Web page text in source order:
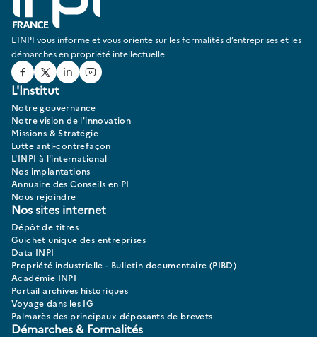
L'INPI vous informe et vous oriente sur les formalités d’entreprises et les
démarches en propriété intellectuelle
Facebook
TwitterLinked In
Youtube
L'Institut
Notre gouvernance
Notre vision de l'innovation
Missions & Stratégie
Lutte anti-contrefaçon
L'INPI à l'international
Nos implantations
Annuaire des Conseils en PI
Nous rejoindre
Nos sites internet
Dépôt de titres
Guichet unique des entreprises
Data INPI
Propriété industrielle - Bulletin documentaire (PIBD)
Académie INPI
Portail archives historiques
Voyage dans les IG
Palmarès des principaux déposants de brevets
Démarches & Formalités